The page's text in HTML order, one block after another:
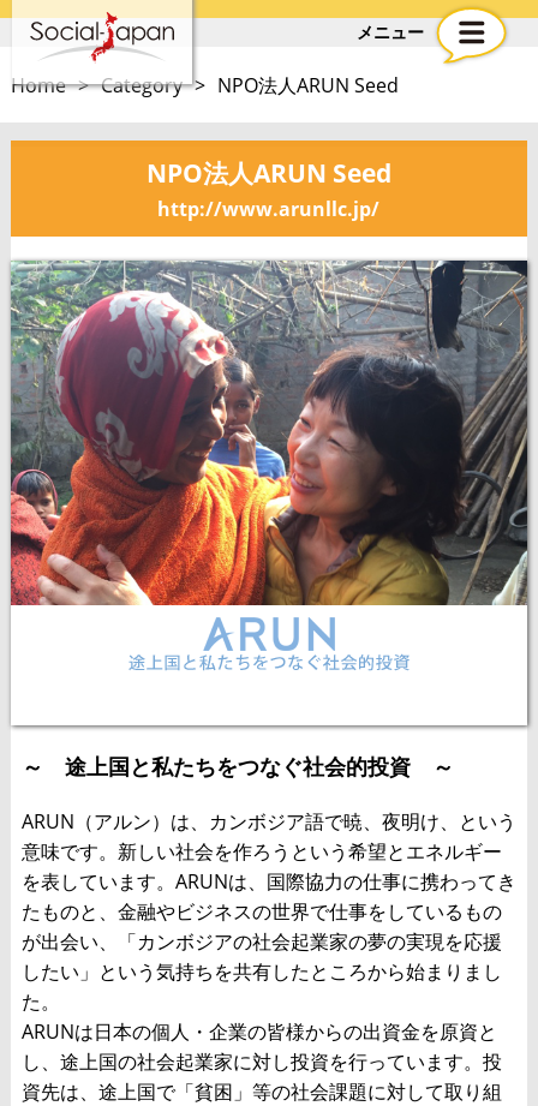
メニュー
Home Category NPO法人ARUN Seed
NPO法人ARUN Seed
http://www.arunllc.jp/
～ 途上国と私たちをつなぐ社会的投資 ～
ARUN（アルン）は、カンボジア語で暁、夜明け、という
意味です。新しい社会を作ろうという希望とエネルギー
を表しています。ARUNは、国際協力の仕事に携わってき
たものと、金融やビジネスの世界で仕事をしているもの
が出会い、「カンボジアの社会起業家の夢の実現を応援
したい」という気持ちを共有したところから始まりまし
た。
ARUNは日本の個人・企業の皆様からの出資金を原資と
し、途上国の社会起業家に対し投資を行っています。投
資先は、途上国で「貧困」等の社会課題に対して取り組